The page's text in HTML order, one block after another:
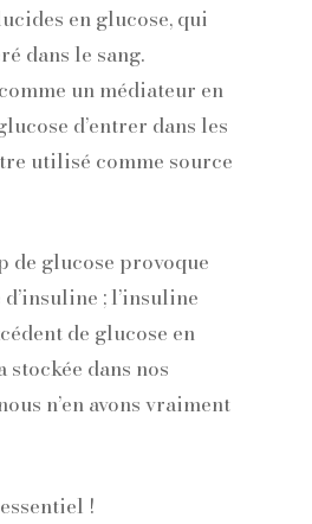
en glucose, qui
dans le sang.
un médiateur en
d’entrer dans les
utilisé comme source
de glucose provoque
; l’insuline
de glucose en
stockée dans nos
n’en avons vraiment
!